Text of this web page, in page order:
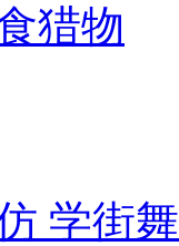
猎物
学街